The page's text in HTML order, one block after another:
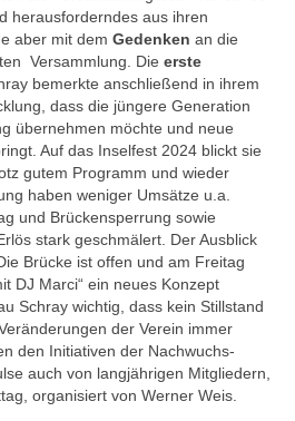
herausforderndes aus ihren
aber mit dem Gedenken an die
Versammlung. Die erste
bemerkte anschließend in ihrem
dass die jüngere Generation
übernehmen möchte und neue
Auf das Inselfest 2024 blickt sie
gutem Programm und wieder
haben weniger Umsätze u.a.
und Brückensperrung sowie
stark geschmälert. Der Ausblick
Brücke ist offen und am Freitag
DJ Marci“ ein neues Konzept
Schray wichtig, dass kein Stillstand
der Verein immer
den Initiativen der Nachwuchs-
auch von langjährigen Mitgliedern,
organisiert von Werner Weis.